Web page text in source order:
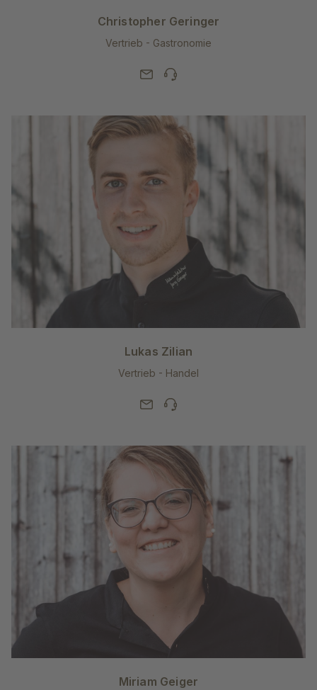
Christopher Geringer
Vertrieb - Gastronomie
Lukas Zilian
Vertrieb - Handel
Miriam Geiger